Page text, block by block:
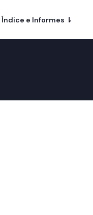
Índice e Informes ⇂